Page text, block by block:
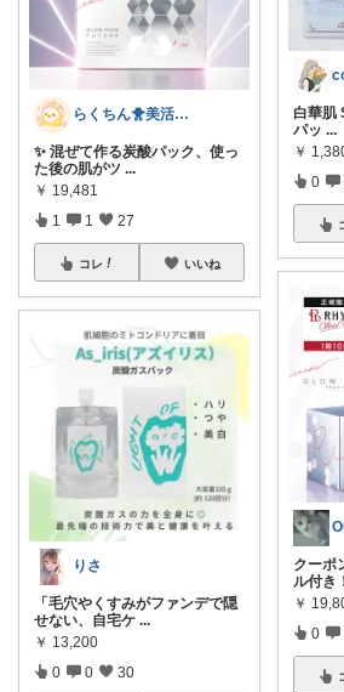
らくちん🐥美活with🐕
✨ 混ぜて作る炭酸パック、使っ
た後の肌がツ ...
￥ 19,481
1 1 27
コレ いいね
りさ
「毛穴やくすみがファンデで隠
せない、自宅ケ ...
￥ 13,200
0 0 30
白華肌
パッ ...
￥
0
クーポ
ル付き！
￥
0